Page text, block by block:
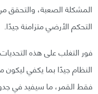
المشكلة الصعبة، والتحقق
التحكم الأرضي متزامنة جيدًا.
فور التغلب على هذه
النظام جيدًا بما يكفي
فقط القمر، ما سيفيد في